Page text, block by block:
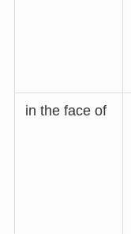
in the face of